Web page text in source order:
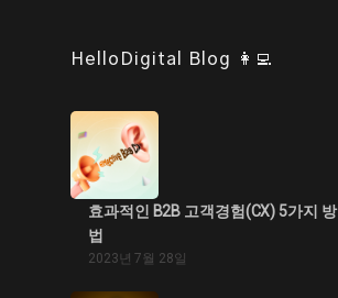
HelloDigital Blog 👩‍💻
효과적인 B2B 고객경험(CX) 5가지 방
법
2023년 7월 28일